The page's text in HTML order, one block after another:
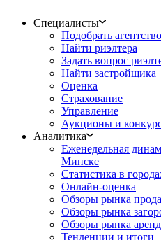
Специалисты
Подобрать агентство
Найти риэлтера
Задать вопрос
Найти застройщика
Оценка
Страхование
Управление
Аукционы и
Аналитика
Еженедельная
Минске
Статистика в
Онлайн-оценка
Обзоры рынка
Обзоры рынка
Обзоры рынка
Тенденции и итоги